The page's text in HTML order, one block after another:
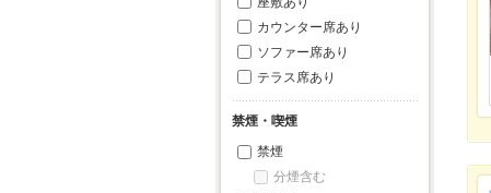
カウンター席あり
ソファー席あり
テラス席あり
禁煙・喫煙
禁煙
分煙含む